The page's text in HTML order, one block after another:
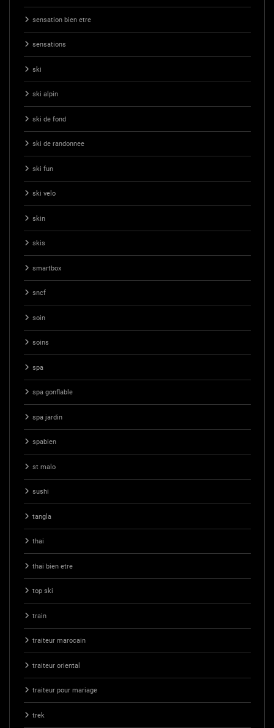
sensation bien etre
sensations
ski
ski alpin
ski de fond
ski de randonnee
ski fun
ski velo
skin
skis
smartbox
sncf
soin
soins
spa
spa gonflable
spa jardin
spabien
st malo
sushi
tangla
thai
thai bien etre
top ski
train
traiteur marocain
traiteur oriental
traiteur pour mariage
trek